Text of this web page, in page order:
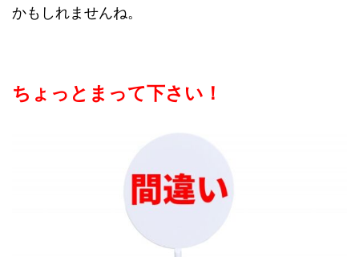
かもしれませんね。
ちょっとまって下さい！